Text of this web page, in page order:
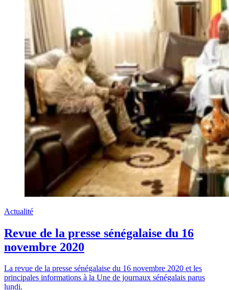
Actualité
Revue de la presse sénégalaise du 16
novembre 2020
La revue de la presse sénégalaise du 16 novembre 2020 et les
principales informations à la Une de journaux sénégalais parus
lundi.